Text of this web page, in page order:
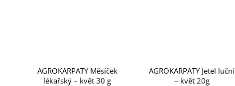
AGROKARPATY Měsíček
lékařský – květ 30 g
AGROKARPATY Jetel luční
– květ 20g